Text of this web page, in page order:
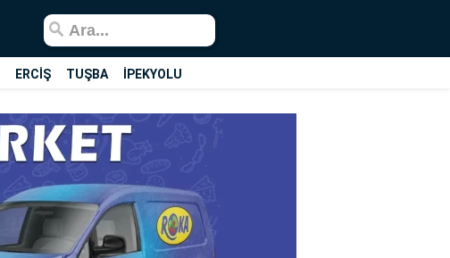
ERCİŞ TUŞBA İPEKYOLU